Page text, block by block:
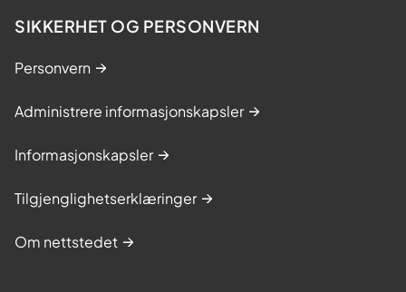
SIKKERHET OG PERSONVERN
Personvern
Administrere informasjonskapsler
Informasjonskapsler
Tilgjenglighetserklæringer
Om nettstedet